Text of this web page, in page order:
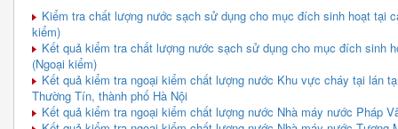
Kiểm tra chất lượng nước sạch sử dụng cho mục đích sinh hoạt tại
kiểm)
Kết quả kiểm tra chất lượng nước sạch sử dụng cho mục đích sinh
(Ngoại kiểm)
Kết quả kiểm tra ngoại kiểm chất lượng nước Khu vực cháy tại lán
Thường Tín, thành phố Hà Nội
Kết quả kiểm tra ngoại kiểm chất lượng nước Nhà máy nước Pháp